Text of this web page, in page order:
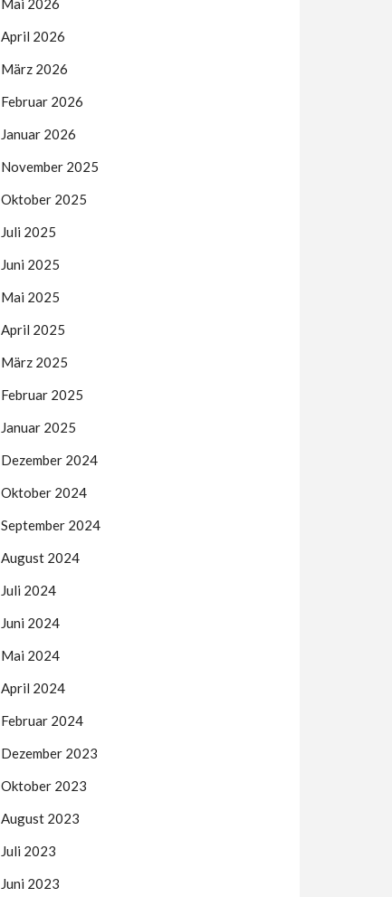
Mai 2026
April 2026
März 2026
Februar 2026
Januar 2026
November 2025
Oktober 2025
Juli 2025
Juni 2025
Mai 2025
April 2025
März 2025
Februar 2025
Januar 2025
Dezember 2024
Oktober 2024
September 2024
August 2024
Juli 2024
Juni 2024
Mai 2024
April 2024
Februar 2024
Dezember 2023
Oktober 2023
August 2023
Juli 2023
Juni 2023